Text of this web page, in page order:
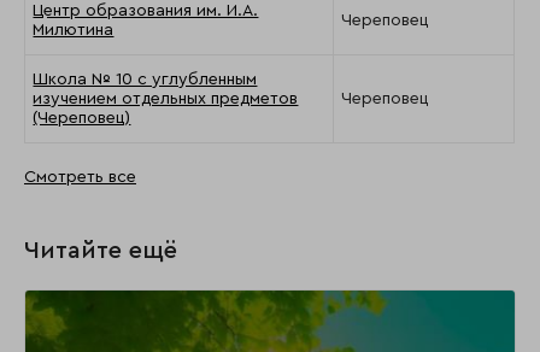
Центр образования им. И.А.
Милютина
Череповец
Школа № 10 с углубленным
изучением отдельных предметов
(Череповец)
Череповец
Смотреть все
Читайте ещё